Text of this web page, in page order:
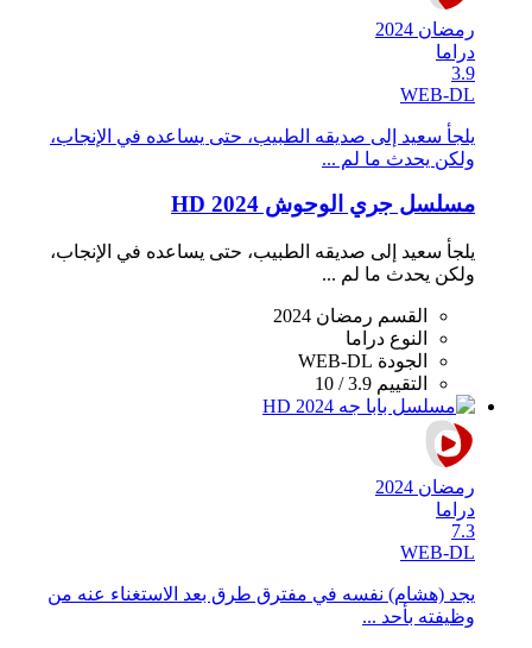
رمضان 2024
دراما
3.9
WEB-DL
يلجأ سعيد إلى صديقه الطبيب، حتى يساعده في الإنجاب،
ولكن يحدث ما لم ...
مسلسل جري الوحوش 2024 HD
يلجأ سعيد إلى صديقه الطبيب، حتى يساعده في الإنجاب،
ولكن يحدث ما لم ...
القسم رمضان 2024
النوع دراما
الجودة WEB-DL
التقييم 3.9 / 10
رمضان 2024
دراما
7.3
WEB-DL
يجد (هشام) نفسه في مفترق طرق بعد الاستغناء عنه من
وظيفته بأحد ...